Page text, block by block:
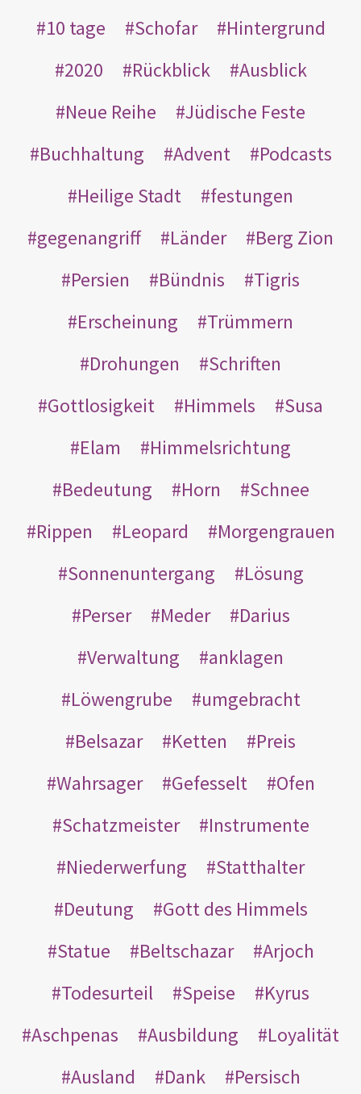
10 tage
Schofar
Hintergrund
2020
Rückblick
Ausblick
Neue Reihe
Jüdische Feste
Buchhaltung
Advent
Podcasts
Heilige Stadt
festungen
gegenangriff
Länder
Berg Zion
Persien
Bündnis
Tigris
Erscheinung
Trümmern
Drohungen
Schriften
Gottlosigkeit
Himmels
Susa
Elam
Himmelsrichtung
Bedeutung
Horn
Schnee
Rippen
Leopard
Morgengrauen
Sonnenuntergang
Lösung
Perser
Meder
Darius
Verwaltung
anklagen
Löwengrube
umgebracht
Belsazar
Ketten
Preis
Wahrsager
Gefesselt
Ofen
Schatzmeister
Instrumente
Niederwerfung
Statthalter
Deutung
Gott des Himmels
Statue
Beltschazar
Arjoch
Todesurteil
Speise
Kyrus
Aschpenas
Ausbildung
Loyalität
Ausland
Dank
Persisch